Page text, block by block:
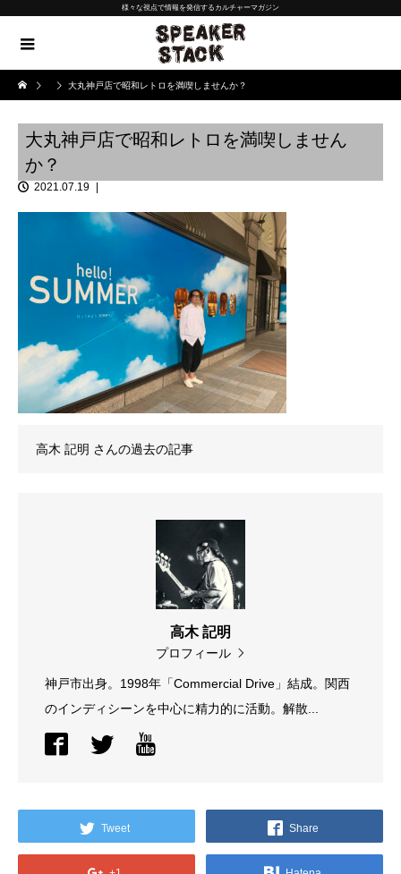
様々な視点で情報を発信するカルチャーマガジン
大丸神戸店で昭和レトロを満喫しませんか？
大丸神戸店で昭和レトロを満喫しません
か？
2021.07.19
高木 記明 さんの過去の記事
高木 記明
プロフィール
神戸市出身。1998年「Commercial Drive」結成。関西
のインディシーンを中心に精力的に活動。解散...
Tweet Share